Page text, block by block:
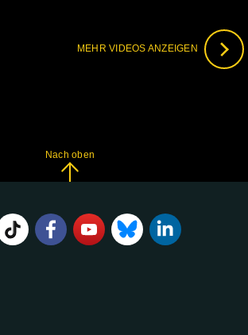
MEHR VIDEOS ANZEIGEN
Nach oben